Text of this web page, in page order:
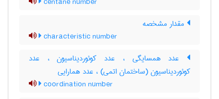
مقدار مشخصه
characteristic number
عدد همسایگی ، عدد کوئوردیناسیون ، عدد
کوئوردیناسیون (ساختمان اتمی) ، عدد همارایی
coordination number